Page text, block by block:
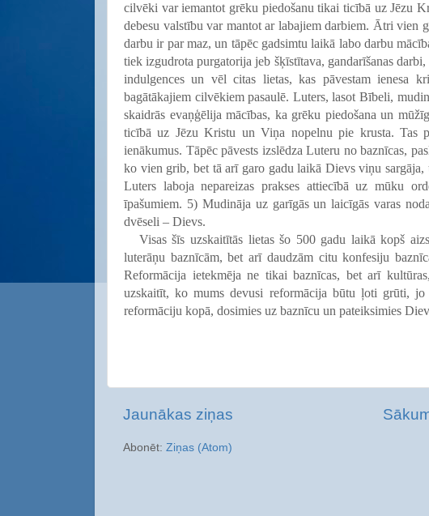
cilvēki var iemantot grēku piedošanu tikai ticībā uz Jēzu
debesu valstību var mantot ar labajiem darbiem. Ātri vien
darbu ir par maz, un tāpēc gadsimtu laikā labo darbu
tiek izgudrota purgatorija jeb šķīstītava, gandarīšanas
indulgences un vēl citas lietas, kas pāvestam ienesa
bagātākajiem cilvēkiem pasaulē. Luters, lasot Bībeli,
skaidrās evaņģēlija mācības, ka grēku piedošana un
ticībā uz Jēzu Kristu un Viņa nopelnu pie krusta. Tas
ienākumus. Tāpēc pāvests izslēdza Luteru no baznīcas,
ko vien grib, bet tā arī garo gadu laikā Dievs viņu
Luters laboja nepareizas prakses attiecībā uz mūku
īpašumiem. 5) Mudināja uz garīgās un laicīgās varas
dvēseli – Dievs.
Visas šīs uzskaitītās lietas šo 500 gadu laikā kopš
luterāņu baznīcām, bet arī daudzām citu konfesiju
Reformācija ietekmēja ne tikai baznīcas, bet arī
uzskaitīt, ko mums devusi reformācija būtu ļoti grūti,
reformāciju kopā, dosimies uz baznīcu un pateiksimies
Jaunākas ziņas
Abonēt: Ziņas (Atom)